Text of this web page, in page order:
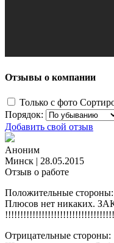
Отзывы о компании
Только с фото
Порядок:
Добавить свой отзыв
Аноним
Минск | 28.05.2015
Отзыв о работе
Положительные стороны:
Плюсов нет никаких.
Отрицательные стороны: